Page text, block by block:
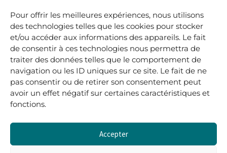
Pour offrir les meilleures expériences, nous utilisons
des technologies telles que les cookies pour stocker
et/ou accéder aux informations des appareils. Le fait
de consentir à ces technologies nous permettra de
traiter des données telles que le comportement de
navigation ou les ID uniques sur ce site. Le fait de ne
pas consentir ou de retirer son consentement peut
avoir un effet négatif sur certaines caractéristiques et
fonctions.
Accepter
05 40 41 37 18
.
MARDI AU SAMEDI
10H00-12H45 | 14H00 -19H00
boutique@lerenardetlasouris.com